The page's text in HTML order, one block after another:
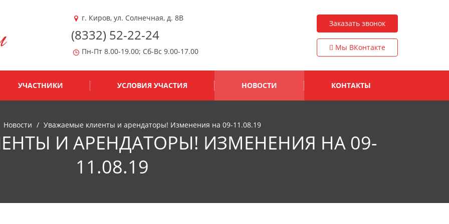
г. Киров, ул. Солнечная, д. 8В
(8332) 52-22-24
Пн-Пт 8.00-19.00; Сб-Вс 9.00-17.00
Заказать звонок
Мы ВКонтакте
УЧАСТНИКИ УСЛОВИЯ УЧАСТИЯ НОВОСТИ КОНТАКТЫ
Новости Уважаемые клиенты и арендаторы! Изменения на 09-11.08.19
И АРЕНДАТОРЫ! ИЗМЕНЕНИЯ НА 09-
11.08.19